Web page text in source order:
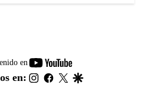
en
youtube-
footer
en: instagram
facebook
twitter